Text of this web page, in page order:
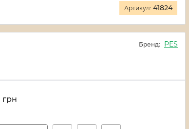
Артикул: 41824
Бренд: PES
грн